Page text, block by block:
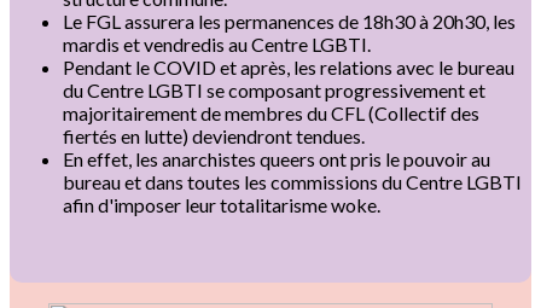
Le FGL assurera les permanences de 18h30 à 20h30, les
mardis et vendredis au Centre LGBTI.
Pendant le COVID et après, les relations avec le bureau
du Centre LGBTI se composant progressivement et
majoritairement de membres du CFL (Collectif des
fiertés en lutte) deviendront tendues.
En effet, les anarchistes queers ont pris le pouvoir au
bureau et dans toutes les commissions du Centre LGBTI
afin d'imposer leur totalitarisme woke.